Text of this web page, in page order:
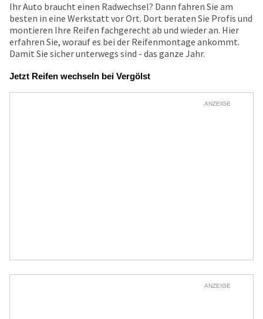
Ihr Auto braucht einen Radwechsel? Dann fahren Sie am
besten in eine Werkstatt vor Ort. Dort beraten Sie Profis und
montieren Ihre Reifen fachgerecht ab und wieder an. Hier
erfahren Sie, worauf es bei der Reifenmontage ankommt.
Damit Sie sicher unterwegs sind - das ganze Jahr.
Jetzt Reifen wechseln bei Vergölst
ANZEIGE
ANZEIGE